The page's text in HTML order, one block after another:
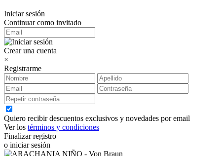
Iniciar sesión
Continuar como invitado
Crear una cuenta
×
Registrarme
Quiero recibir descuentos exclusivos y novedades por email
Ver los términos y condiciones
Finalizar registro
o iniciar sesión